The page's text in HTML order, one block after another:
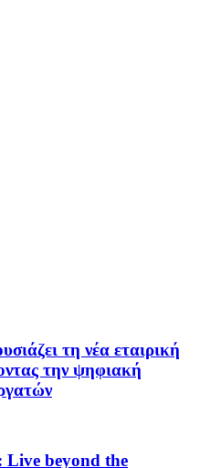
τη νέα εταιρική
την ψηφιακή
Live beyond the